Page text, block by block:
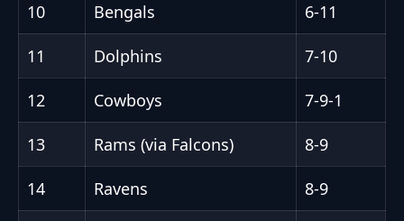
10 Bengals 6-11
11 Dolphins 7-10
12 Cowboys 7-9-1
13 Rams (via Falcons) 8-9
14 Ravens 8-9